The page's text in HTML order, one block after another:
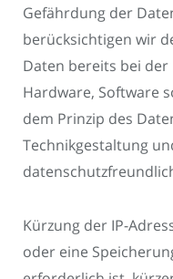
Gefährdung der
berücksichtigen wir
Daten bereits bei der
Hardware, Software
dem Prinzip des
Technikgestaltung
Kürzung der IP-
oder eine